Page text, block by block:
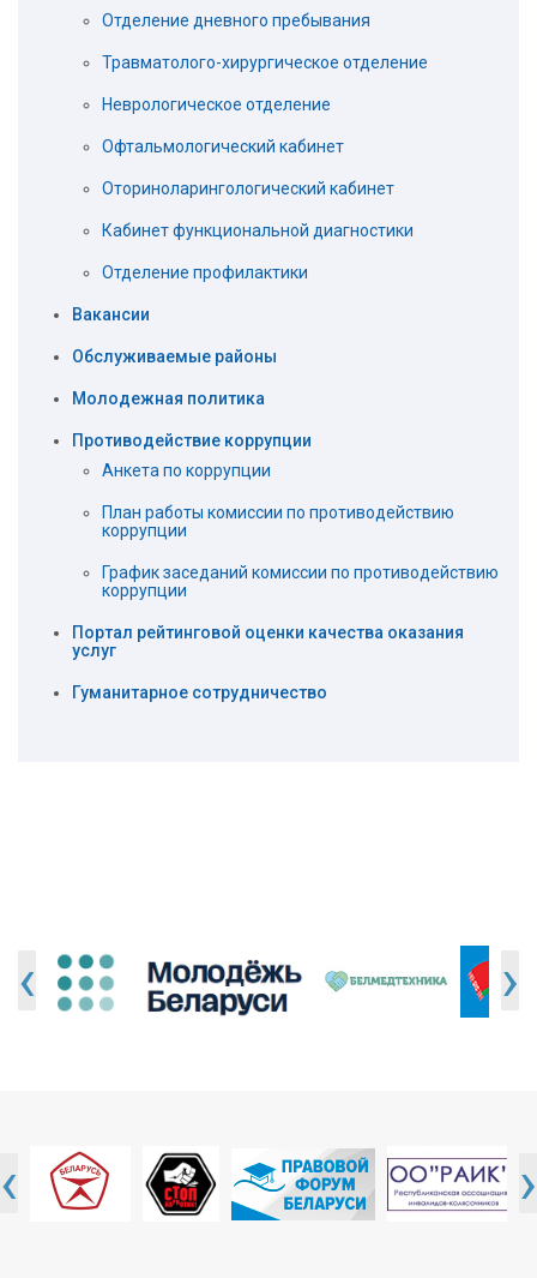
Отделение дневного пребывания
Травматолого-хирургическое отделение
Неврологическое отделение
Офтальмологический кабинет
Оториноларингологический кабинет
Кабинет функциональной диагностики
Отделение профилактики
Вакансии
Обслуживаемые районы
Молодежная политика
Противодействие коррупции
Анкета по коррупции
План работы комиссии по противодействию
коррупции
График заседаний комиссии по противодействию
коррупции
Портал рейтинговой оценки качества оказания
услуг
Гуманитарное сотрудничество
‹ ›
‹ ›